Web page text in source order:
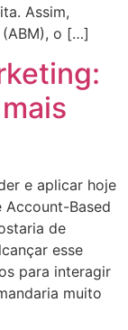
Assim,
o […]
e aplicar hoje
Account-Based
de
esse
para interagir
muito